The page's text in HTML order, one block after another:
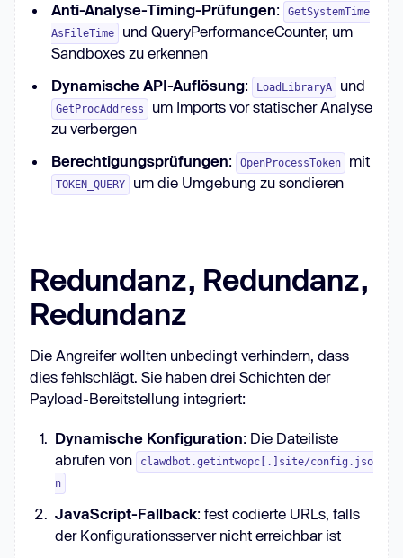
Anti-Analyse-Timing-Prüfungen:
GetSystemTime
AsFileTime
und QueryPerformanceCounter, um
Sandboxes zu erkennen
Dynamische API-Auflösung: LoadLibraryA und
GetProcAddress
um Imports vor statischer Analyse
zu verbergen
Berechtigungsprüfungen: OpenProcessToken mit
TOKEN_QUERY um die Umgebung zu sondieren
Redundanz, Redundanz,
Redundanz
Die Angreifer wollten unbedingt verhindern, dass
dies fehlschlägt. Sie haben drei Schichten der
Payload-Bereitstellung integriert:
Dynamische Konfiguration: Die Dateiliste
abrufen von
clawdbot.getintwopc[.]site/config.jso
n
JavaScript-Fallback: fest codierte URLs, falls
der Konfigurationsserver nicht erreichbar ist